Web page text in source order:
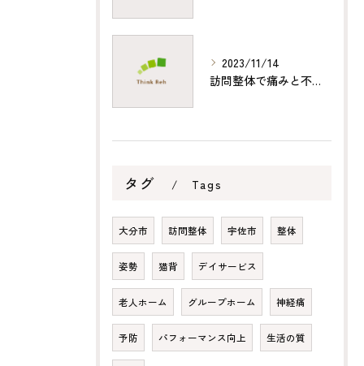
2023/11/14
訪問整体で痛みと不調を改善！豊富な経験と高い技術力で丁寧なサポート
タグ Tags
大分市 訪問整体 宇佐市 整体
姿勢 猫背 デイサービス
老人ホーム グループホーム 神経痛
予防 パフォーマンス向上 生活の質